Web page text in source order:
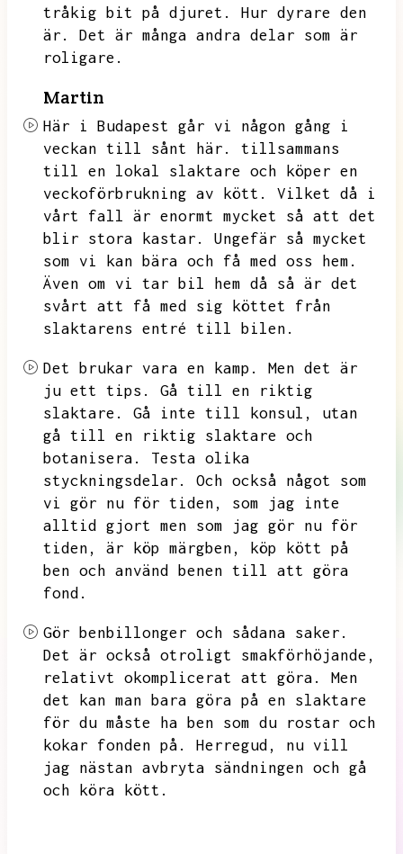
tråkig bit på djuret.
Hur dyrare den
är.
Det är många andra delar som är
roligare.
Martin
Här i Budapest går vi någon gång i
veckan till sånt här.
tillsammans
till en lokal slaktare och köper en
veckoförbrukning av kött.
Vilket då i
vårt fall är enormt mycket så att det
blir stora kastar.
Ungefär så mycket
som vi kan bära och få med oss hem.
Även om vi tar bil hem då så är det
svårt att få med sig köttet från
slaktarens entré till bilen.
Det brukar vara en kamp.
Men det är
ju ett tips.
Gå till en riktig
slaktare.
Gå inte till konsul,
utan
gå till en riktig slaktare och
botanisera.
Testa olika
styckningsdelar.
Och också något som
vi gör nu för tiden,
som jag inte
alltid gjort men som jag gör nu för
tiden,
är köp märgben,
köp kött på
ben och använd benen till att göra
fond.
Gör benbillonger och sådana saker.
Det är också otroligt smakförhöjande,
relativt okomplicerat att göra.
Men
det kan man bara göra på en slaktare
för du måste ha ben som du rostar och
kokar fonden på.
Herregud,
nu vill
jag nästan avbryta sändningen och gå
och köra kött.